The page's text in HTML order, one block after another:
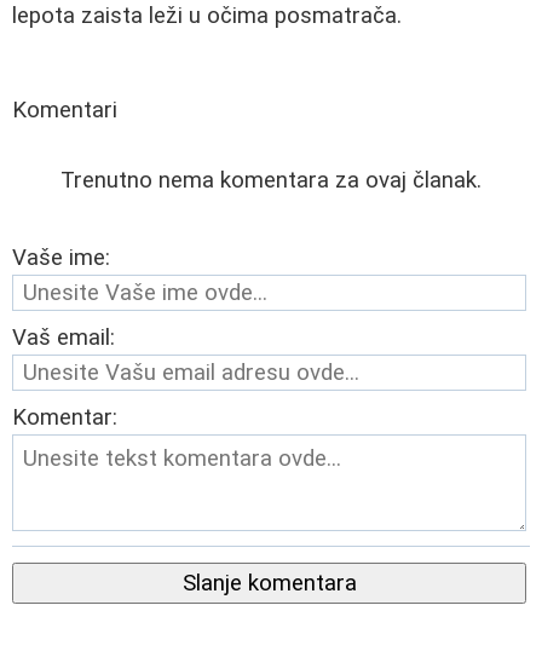
lepota zaista leži u očima posmatrača.
Komentari
Trenutno nema komentara za ovaj članak.
Vaše ime:
Vaš email:
Komentar:
Slanje komentara